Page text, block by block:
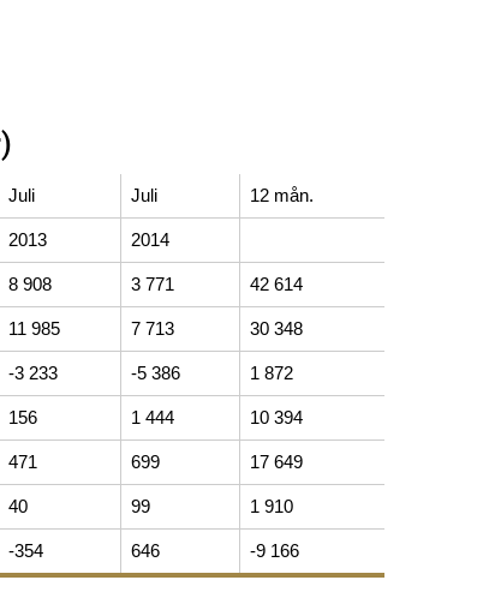
Juli Juli 12 mån.
2013 2014
8 908 3 771 42 614
11 985 7 713 30 348
-3 233 -5 386 1 872
156 1 444 10 394
471 699 17 649
40 99 1 910
-354 646 -9 166